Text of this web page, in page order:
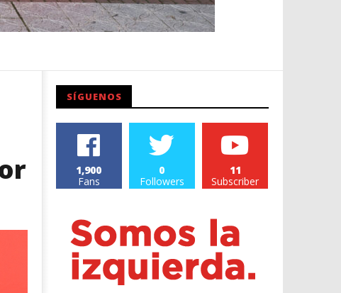
SÍGUENOS
1,900
Fans
0
Followers
11
Subscriber